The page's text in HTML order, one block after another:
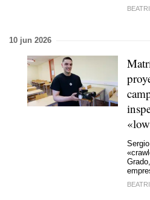
10 jun 2026